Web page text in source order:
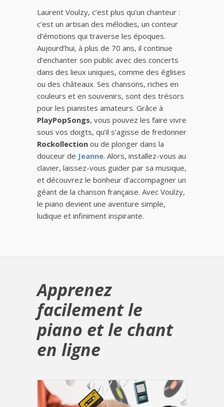
Laurent Voulzy, c’est plus qu’un chanteur :
c’est un artisan des mélodies, un conteur
d’émotions qui traverse les époques.
Aujourd’hui, à plus de 70 ans, il continue
d’enchanter son public avec des concerts
dans des lieux uniques, comme des églises
ou des châteaux. Ses chansons, riches en
couleurs et en souvenirs, sont des trésors
pour les pianistes amateurs. Grâce à
PlayPopSongs, vous pouvez les faire vivre
sous vos doigts, qu’il s’agisse de fredonner
Rockollection ou de plonger dans la
douceur de Jeanne. Alors, installez-vous au
clavier, laissez-vous guider par sa musique,
et découvrez le bonheur d’accompagner un
géant de la chanson française. Avec Voulzy,
le piano devient une aventure simple,
ludique et infiniment inspirante.
Apprenez
facilement le
piano et le chant
en ligne